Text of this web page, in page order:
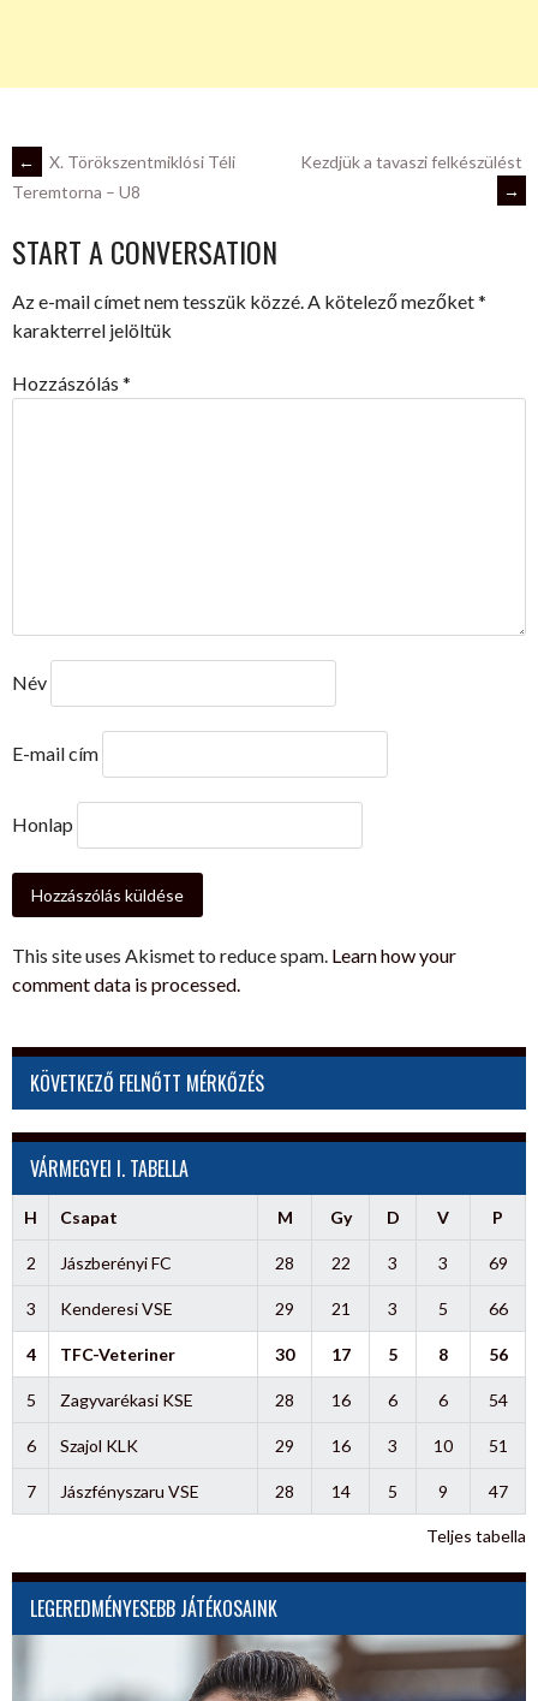
POST
NAVIGATION
←
X. Törökszentmiklósi Téli
Teremtorna – U8
Kezdjük a tavaszi felkészülést
→
START A CONVERSATION
Az e-mail címet nem tesszük közzé.A kötelező mezőket*
karakterrel jelöltük
Hozzászólás *
Név
E-mail cím
Honlap
This site uses Akismet to reduce spam. Learn how your
comment data is processed.
KÖVETKEZŐ FELNŐTT MÉRKŐZÉS
VÁRMEGYEI I. TABELLA
H Csapat M Gy D V P
2 Jászberényi FC 28 22 3 3 69
3 Kenderesi VSE 29 21 3 5 66
4 TFC-Veteriner 30 17 5 8 56
5 Zagyvarékasi KSE 28 16 6 6 54
6 Szajol KLK 29 16 3 10 51
7 Jászfényszaru VSE 28 14 5 9 47
Teljes tabella
LEGEREDMÉNYESEBB JÁTÉKOSAINK